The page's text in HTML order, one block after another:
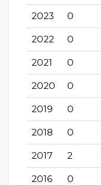
2023 0
2022 0
2021 0
2020 0
2019 0
2018 0
2017 2
2016 0